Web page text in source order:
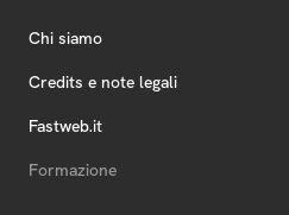
Chi siamo
Credits e note legali
Fastweb.it
Formazione